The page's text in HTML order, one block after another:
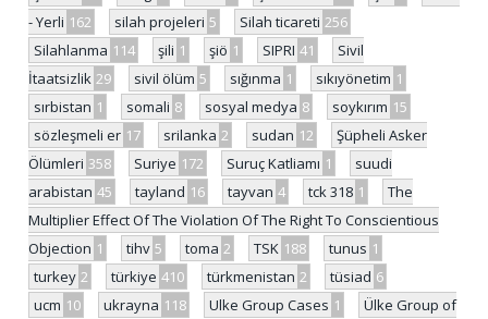
- Yerli 162 silah projeleri 5 Silah ticareti 256
Silahlanma 114 şili 1 şiö 1 SIPRI 41
Sivil
İtaatsizlik 29 sivil ölüm 5 sığınma 1 sıkıyönetim 1
sırbistan 1 somali 8 sosyal medya 8 soykırım 15
sözleşmeli er 17 srilanka 2 sudan 12
Şüpheli Asker
Ölümleri 358 Suriye 172 Suruç Katliamı 1
suudi
arabistan 45 tayland 16 tayvan 4 tck 318 1
The
Multiplier Effect Of The Violation Of The Right To Conscientious
Objection 1 tihv 5 toma 2 TSK 188 tunus 1
turkey 2 türkiye 410 türkmenistan 2 tüsiad 6
ucm 10 ukrayna 118 Ulke Group Cases 1
Ülke Group of